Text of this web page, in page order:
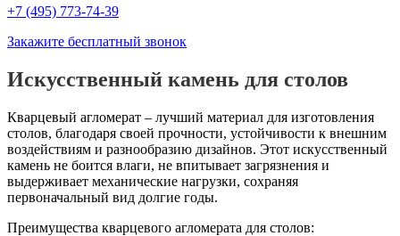
+7 (495) 773-74-39
Закажите бесплатный звонок
Искусственный камень для столов
Кварцевый агломерат – лучший материал для изготовления
столов, благодаря своей прочности, устойчивости к внешним
воздействиям и разнообразию дизайнов. Этот искусственный
камень не боится влаги, не впитывает загрязнения и
выдерживает механические нагрузки, сохраняя
первоначальный вид долгие годы.
Преимущества кварцевого агломерата для столов: